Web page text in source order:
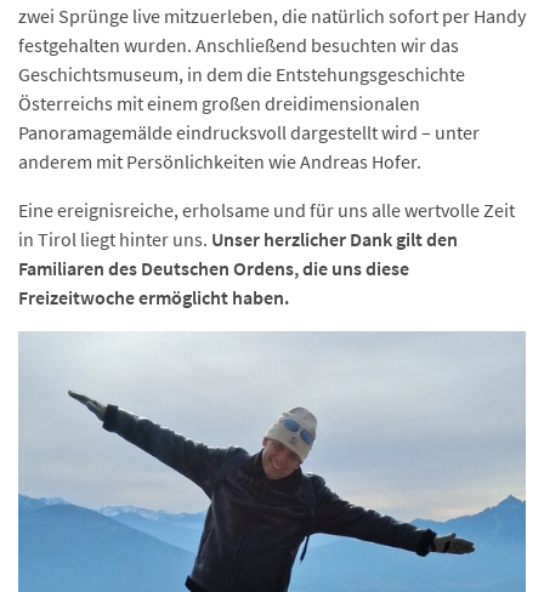
zwei Sprünge live mitzuerleben, die natürlich sofort per Handy
festgehalten wurden. Anschließend besuchten wir das
Geschichtsmuseum, in dem die Entstehungsgeschichte
Österreichs mit einem großen dreidimensionalen
Panoramagemälde eindrucksvoll dargestellt wird – unter
anderem mit Persönlichkeiten wie Andreas Hofer.
Eine ereignisreiche, erholsame und für uns alle wertvolle Zeit
in Tirol liegt hinter uns. Unser herzlicher Dank gilt den
Familiaren des Deutschen Ordens, die uns diese
Freizeitwoche ermöglicht haben.